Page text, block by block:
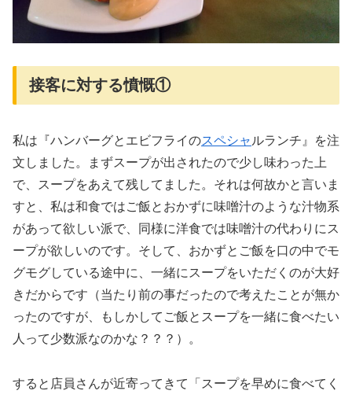
接客に対する憤慨①
私は『ハンバーグとエビフライのスペシャルランチ』を注
文しました。まずスープが出されたので少し味わった上
で、スープをあえて残してました。それは何故かと言いま
すと、私は和食ではご飯とおかずに味噌汁のような汁物系
があって欲しい派で、同様に洋食では味噌汁の代わりにス
ープが欲しいのです。そして、おかずとご飯を口の中でモ
グモグしている途中に、一緒にスープをいただくのが大好
きだからです（当たり前の事だったので考えたことが無か
ったのですが、もしかしてご飯とスープを一緒に食べたい
人って少数派なのかな？？？）。
すると店員さんが近寄ってきて「スープを早めに食べてく